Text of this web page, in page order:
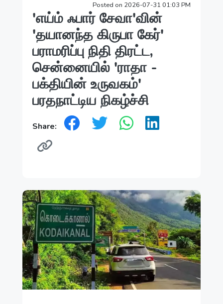
Posted on 2026-07-31 01:03 PM
'எய்ம் ஃபார் சேவா'வின்
'தயானந்த கிருபா கேர்'
பராமரிப்பு நிதி திரட்ட,
சென்னையில் 'ராதா -
பக்தியின் உருவகம்'
பரதநாட்டிய நிகழ்ச்சி
Share: